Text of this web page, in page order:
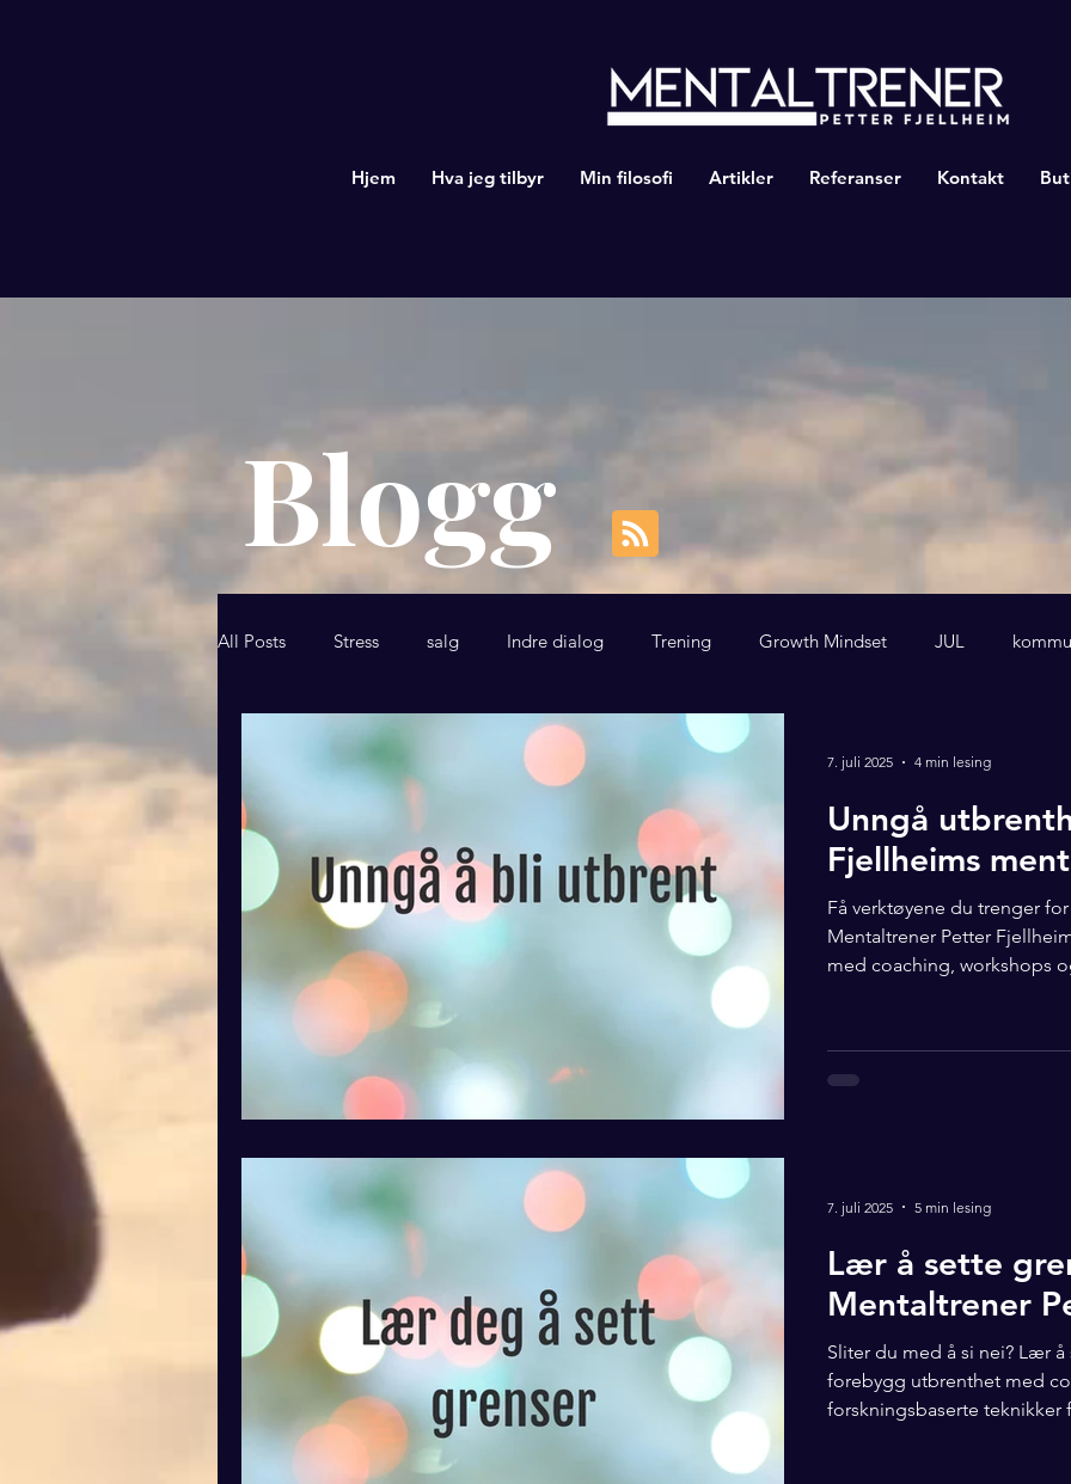
Hjem Hva jeg tilbyr Min filosofi Artikler Referanser Kontakt
Blogg
All Posts Stress salg Indre dialog Trening Growth Mindset JUL
Unngå
Fjellheims
Få verktøyene du trenger
Mentaltrener Petter
med coaching, workshops
7. juli 2025 4 min lesing
Lær å sette
Mentaltrener
Sliter du med å si nei? Lær
forebygg utbrenthet med
forskningsbaserte teknikker
7. juli 2025 5 min lesing